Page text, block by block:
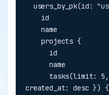
    name
    projects {
      name
created_at: desc }) {